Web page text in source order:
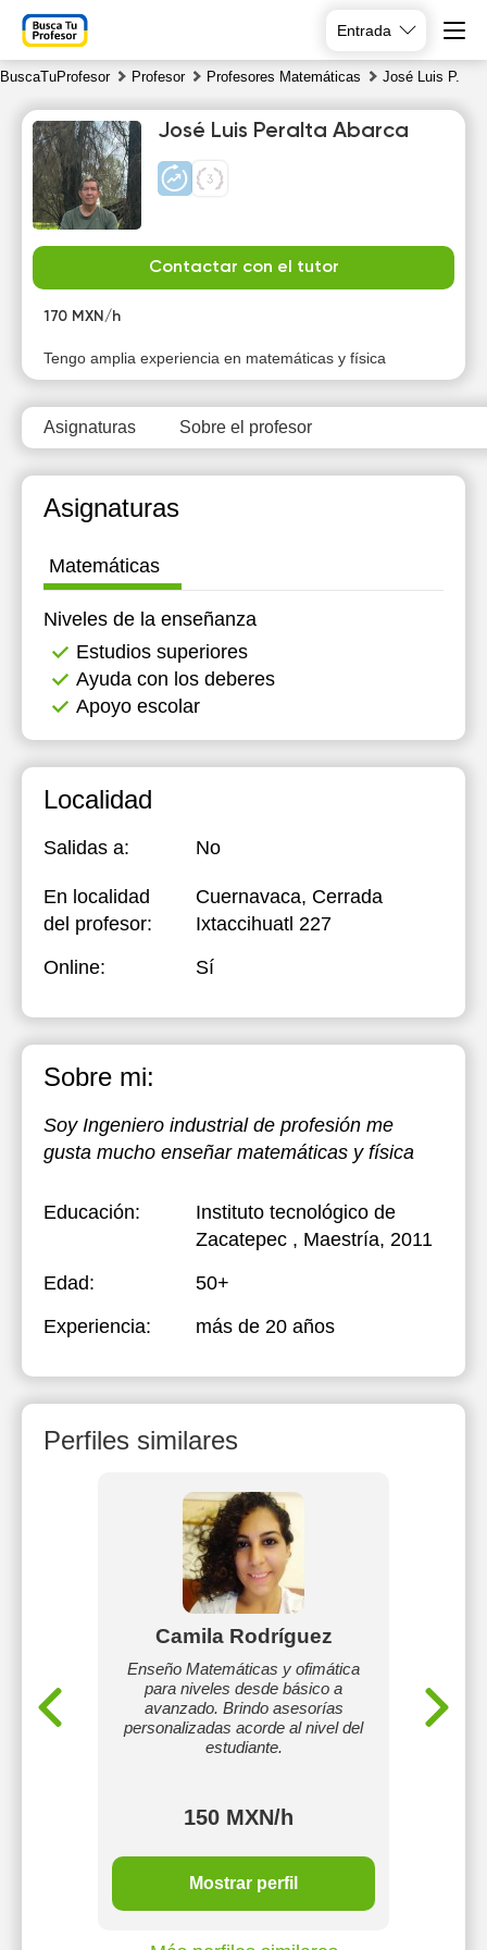
Entrada
BuscaTuProfesor Profesor Profesores Matemáticas José Luis P.
José Luis Peralta Abarca
Contactar con el tutor
170 MXN/h
Tengo amplia experiencia en matemáticas y física
Asignaturas Sobre el profesor
Asignaturas
Matemáticas
Niveles de la enseñanza
Estudios superiores
Ayuda con los deberes
Apoyo escolar
Localidad
Salidas a: No
En localidad
del profesor:
Cuernavaca, Cerrada
Ixtaccihuatl 227
Online:
Sí
Sobre mi:
Soy Ingeniero industrial de profesión me
gusta mucho enseñar matemáticas y física
Educación:
Instituto tecnológico de
Zacatepec , Maestría, 2011
Edad:
50+
Experiencia:
más de 20 años
Perfiles similares
y soy
Camila Rodríguez
Enseño Matemáticas y ofimática
para niveles desde básico a
avanzado. Brindo asesorías
personalizadas acorde al nivel del
estudiante.
150 MXN/h
Mostrar perfil
para
7
Sa
8
Su
9
10
16:00
17:00
17:30
18:00
20:00
21:00
16:00
17:00
17:30
18:00
21:00
16:00
17:00
17:30